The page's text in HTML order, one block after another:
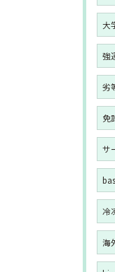
大
強
劣
免
サ
冷
海